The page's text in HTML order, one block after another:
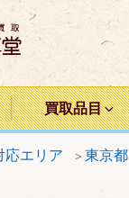
年堂
買取品目
応エリア 東京都